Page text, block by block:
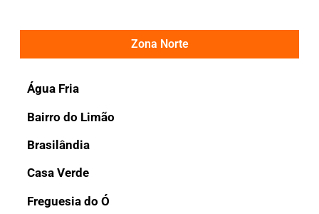
Zona Norte
Água Fria
Bairro do Limão
Brasilândia
Casa Verde
Freguesia do Ó